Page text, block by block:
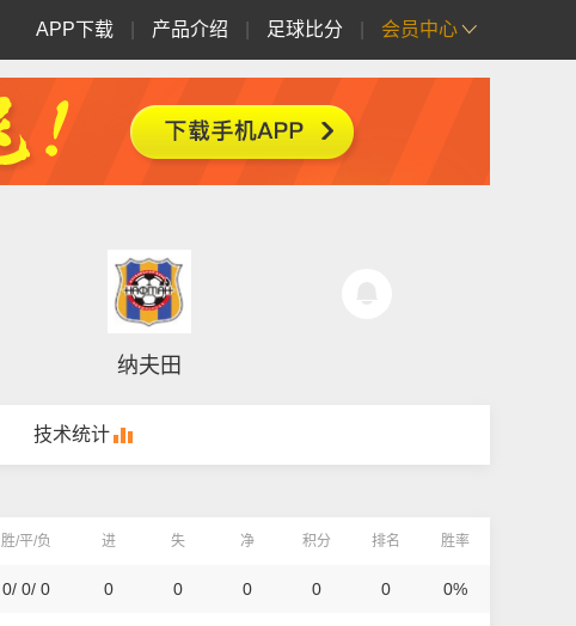
APP下载 产品介绍 足球比分 会员中心
纳夫田
技术统计
胜/平/负 进 失 净 积分 排名 胜率
0/ 0/ 0 0 0 0 0 0 0%